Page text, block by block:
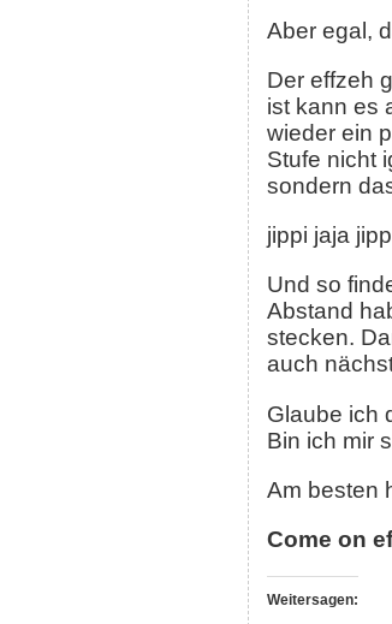
Aber egal,
Der effzeh
ist kann es
wieder ein
Stufe nicht
sondern
jippi jaja
Und so
Abstand
stecken.
auch
Glaube ich
Bin ich mir
Am besten
Come on
Weitersagen: